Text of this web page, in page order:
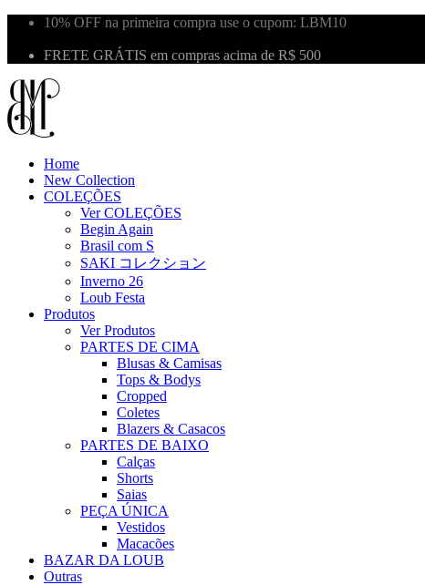
10% OFF na primeira compra use o cupom: LBM10
FRETE GRÁTIS em compras acima de R$ 500
Home
New Collection
COLEÇÕES
Ver COLEÇÕES
Begin Again
Brasil com S
SAKI コレクション
Inverno 26
Loub Festa
Produtos
Ver Produtos
PARTES DE CIMA
Blusas & Camisas
Tops & Bodys
Cropped
Coletes
Blazers & Casacos
PARTES DE BAIXO
Calças
Shorts
Saias
PEÇA ÚNICA
Vestidos
Macacões
BAZAR DA LOUB
Outras